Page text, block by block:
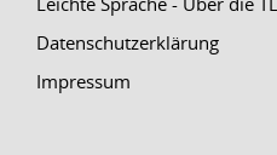
Datenschutzerklärung
Impressum